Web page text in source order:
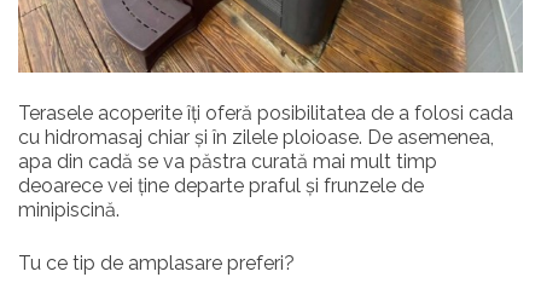
Terasele acoperite îți oferă posibilitatea de a folosi cada
cu hidromasaj chiar și în zilele ploioase. De asemenea,
apa din cadă se va păstra curată mai mult timp
deoarece vei ține departe praful și frunzele de
minipiscină.
Tu ce tip de amplasare preferi?